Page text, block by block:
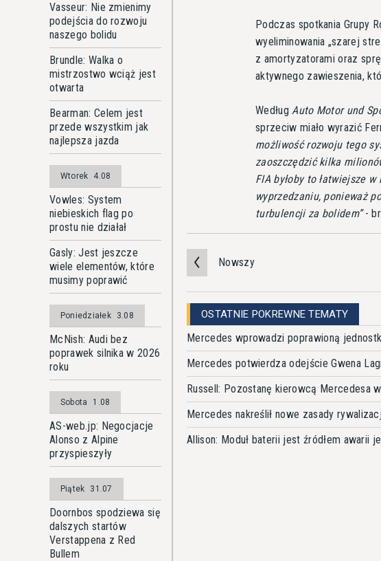
Vasseur: Nie zmienimy
podejścia do rozwoju
naszego bolidu
Brundle: Walka o
mistrzostwo wciąż jest
otwarta
Bearman: Celem jest
przede wszystkim jak
najlepsza jazda
Wtorek 4.08
Vowles: System
niebieskich flag po
prostu nie działał
Gasly: Jest jeszcze
wiele elementów, które
musimy poprawić
Poniedziałek 3.08
McNish: Audi bez
poprawek silnika w 2026
roku
Sobota 1.08
AS-web.jp: Negocjacje
Alonso z Alpine
przyspieszyły
Piątek 31.07
Doornbos spodziewa się
dalszych startów
Verstappena z Red
Bullem
Podczas spotkania Grupy
wyeliminowania „szarej
z amortyzatorami oraz
aktywnego zawieszenia,
Według Auto Motor und
sprzeciw miało wyrazić
możliwość rozwoju tego
zaoszczędzić kilka
FIA byłoby to łatwiejsze
wyprzedzaniu, ponieważ
turbulencji za bolidem -
Nowszy
OSTATNIE POKREWNE TEMATY
Mercedes wprowadzi poprawioną
Mercedes potwierdza odejście Gwena
Russell: Pozostanę kierowcą Mercedesa
Mercedes nakreślił nowe zasady
Allison: Moduł baterii jest źródłem awarii